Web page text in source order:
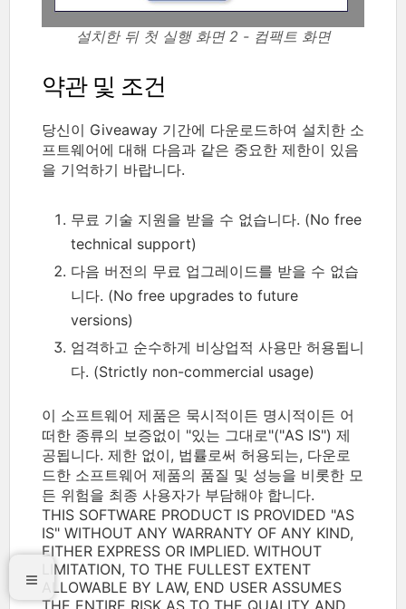
설치한 뒤 첫 실행 화면 2 - 컴팩트 화면
약관 및 조건
당신이 Giveaway 기간에 다운로드하여 설치한 소
프트웨어에 대해 다음과 같은 중요한 제한이 있음
을 기억하기 바랍니다.
무료 기술 지원을 받을 수 없습니다. (No free
technical support)
다음 버전의 무료 업그레이드를 받을 수 없습
니다. (No free upgrades to future
versions)
엄격하고 순수하게 비상업적 사용만 허용됩니
다. (Strictly non-commercial usage)
이 소프트웨어 제품은 묵시적이든 명시적이든 어
떠한 종류의 보증없이 "있는 그대로"("AS IS") 제
공됩니다. 제한 없이, 법률로써 허용되는, 다운로
드한 소프트웨어 제품의 품질 및 성능을 비롯한 모
든 위험을 최종 사용자가 부담해야 합니다.
THIS SOFTWARE PRODUCT IS PROVIDED "AS
IS" WITHOUT ANY WARRANTY OF ANY KIND,
EITHER EXPRESS OR IMPLIED. WITHOUT
LIMITATION, TO THE FULLEST EXTENT
ALLOWABLE BY LAW, END USER ASSUMES
THE ENTIRE RISK AS TO THE QUALITY AND